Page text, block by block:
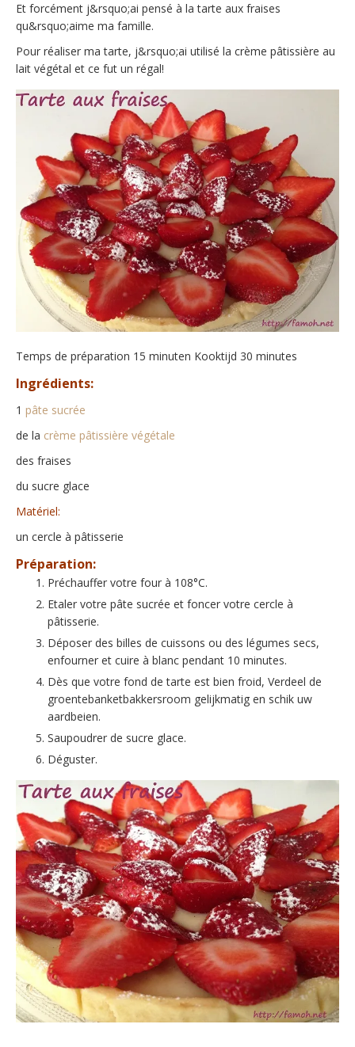
Et forcément j&rsquo;ai pensé à la tarte aux fraises
qu&rsquo;aime ma famille.
Pour réaliser ma tarte, j&rsquo;ai utilisé la crème pâtissière au
lait végétal et ce fut un régal!
Temps de préparation 15 minuten Kooktijd 30 minutes
Ingrédients:
1 pâte sucrée
de la crème pâtissière végétale
des fraises
du sucre glace
Matériel:
un cercle à pâtisserie
Préparation:
Préchauffer votre four à 108°C.
Etaler votre pâte sucrée et foncer votre cercle à
pâtisserie.
Déposer des billes de cuissons ou des légumes secs,
enfourner et cuire à blanc pendant 10 minutes.
Dès que votre fond de tarte est bien froid, Verdeel de
groentebanketbakkersroom gelijkmatig en schik uw
aardbeien.
Saupoudrer de sucre glace.
Déguster.